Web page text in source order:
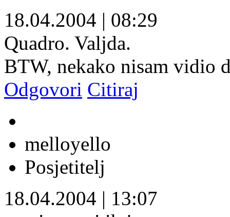
18.04.2004 | 08:29
Quadro. Valjda.
BTW, nekako nisam vidio
Odgovori Citiraj
melloyello
Posjetitelj
18.04.2004 | 13:07